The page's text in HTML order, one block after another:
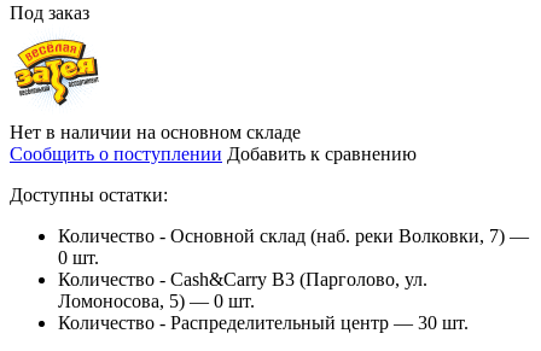
Под заказ
Нет в наличии на основном складе
Сообщить о поступлении Добавить к сравнению
Доступны остатки:
Количество - Основной склад (наб. реки Волковки, 7) —
0 шт.
Количество - Cash&Carry B3 (Парголово, ул.
Ломоносова, 5) — 0 шт.
Количество - Распределительный центр — 30 шт.